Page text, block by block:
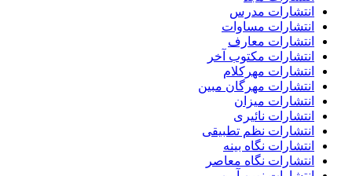
انتشارات مدرس
انتشارات مساوات
انتشارات معارف
انتشارات مکتوب آخر
انتشارات مهرکلام
انتشارات مهرگان مبین
انتشارات میزان
انتشارات نائیری
انتشارات نظم تطبیقی
انتشارات نگاه بینه
انتشارات نگاه معاصر